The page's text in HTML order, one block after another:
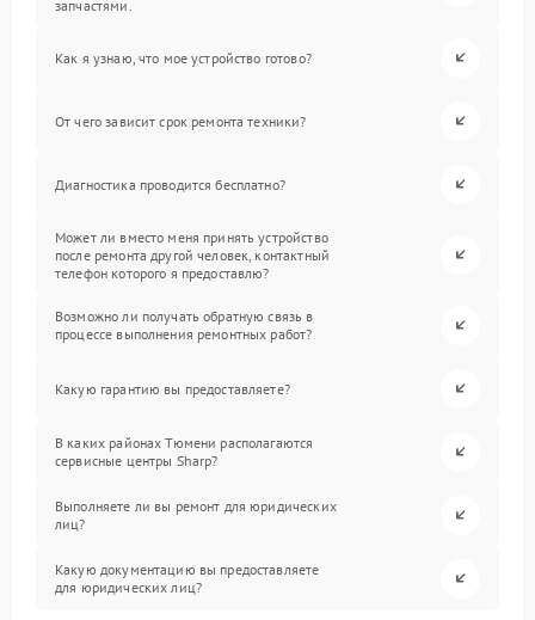
запчастями.
Как я узнаю, что мое устройство готово?
От чего зависит срок ремонта техники?
Диагностика проводится бесплатно?
Может ли вместо меня принять устройство
после ремонта другой человек, контактный
телефон которого я предоставлю?
Возможно ли получать обратную связь в
процессе выполнения ремонтных работ?
Какую гарантию вы предоставляете?
В каких районах Тюмени располагаются
сервисные центры Sharp?
Выполняете ли вы ремонт для юридических
лиц?
Какую документацию вы предоставляете
для юридических лиц?